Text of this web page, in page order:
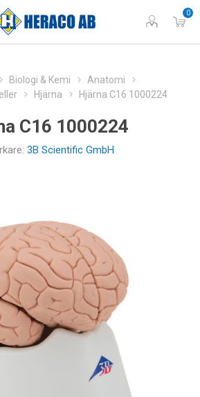
0
Biologi & Kemi
Anatomi
Hjärna Hjärna C16 1000224
C16 1000224
3B Scientific GmbH